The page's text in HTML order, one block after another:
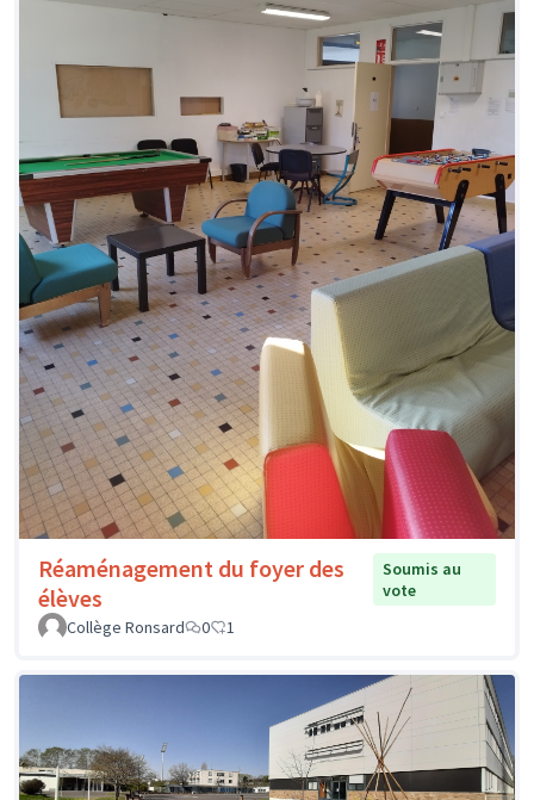
Réaménagement du foyer des
élèves
Soumis au
vote
Collège Ronsard
0 1